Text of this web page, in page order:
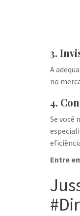
3.
A
no
4.
Se você
Entre